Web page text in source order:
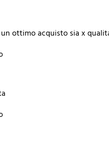
ottimo acquisto sia x